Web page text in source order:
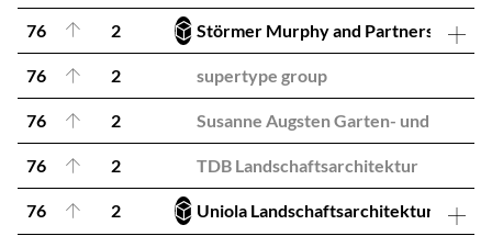
76 2 Störmer Murphy and Partners
76 2 supertype group
76 2 Susanne Augsten Garten- und
76 2 TDB Landschaftsarchitektur
76 2 Uniola Landschaftsarchitektur